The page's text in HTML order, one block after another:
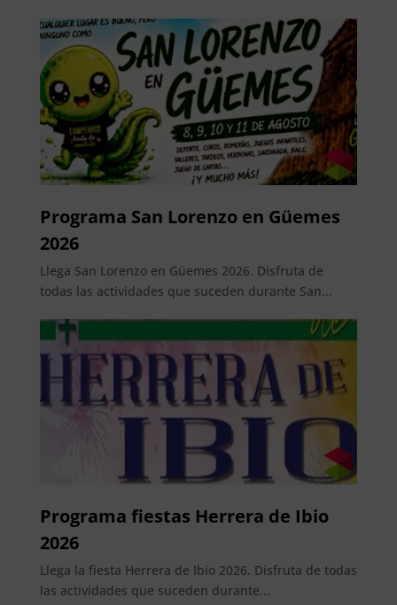
Programa San Lorenzo en Güemes
2026
Llega San Lorenzo en Güemes 2026. Disfruta de
todas las actividades que suceden durante San...
Programa fiestas Herrera de Ibio
2026
Llega la fiesta Herrera de Ibio 2026. Disfruta de todas
las actividades que suceden durante...